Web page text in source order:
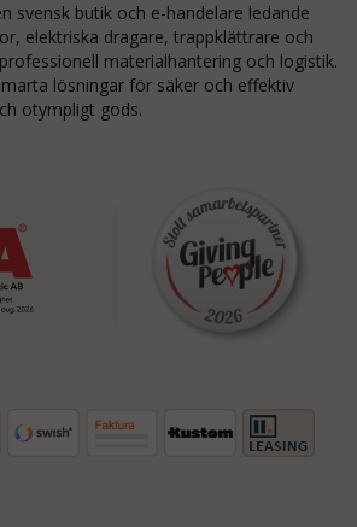
svensk butik och e-handelare ledande
, elektriska dragare, trappklättrare och
materialhantering och logistik.
lösningar för säker och effektiv
otympligt gods.